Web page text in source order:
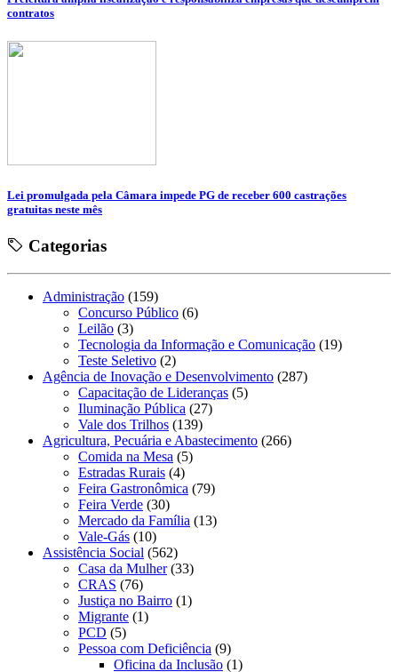
contratos
Lei promulgada pela Câmara impede PG de receber 600 castrações
gratuitas neste mês
Categorias
Administração (159)
Concurso Público (6)
Leilão (3)
Tecnologia da Informação e Comunicação (19)
Teste Seletivo (2)
Agência de Inovação e Desenvolvimento (287)
Capacitação de Lideranças (5)
Iluminação Pública (27)
Vale dos Trilhos (139)
Agricultura, Pecuária e Abastecimento (266)
Comida na Mesa (5)
Estradas Rurais (4)
Feira Gastronômica (79)
Feira Verde (30)
Mercado da Família (13)
Vale-Gás (10)
Assistência Social (562)
Casa da Mulher(33)
CRAS (76)
Justiça no Bairro (1)
Migrante (1)
PCD (5)
Pessoa com Deficiência (9)
Oficina da Inclusão (1)